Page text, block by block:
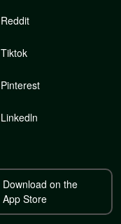
Reddit
Tiktok
Pinterest
Linkedln
Download on the
App Store